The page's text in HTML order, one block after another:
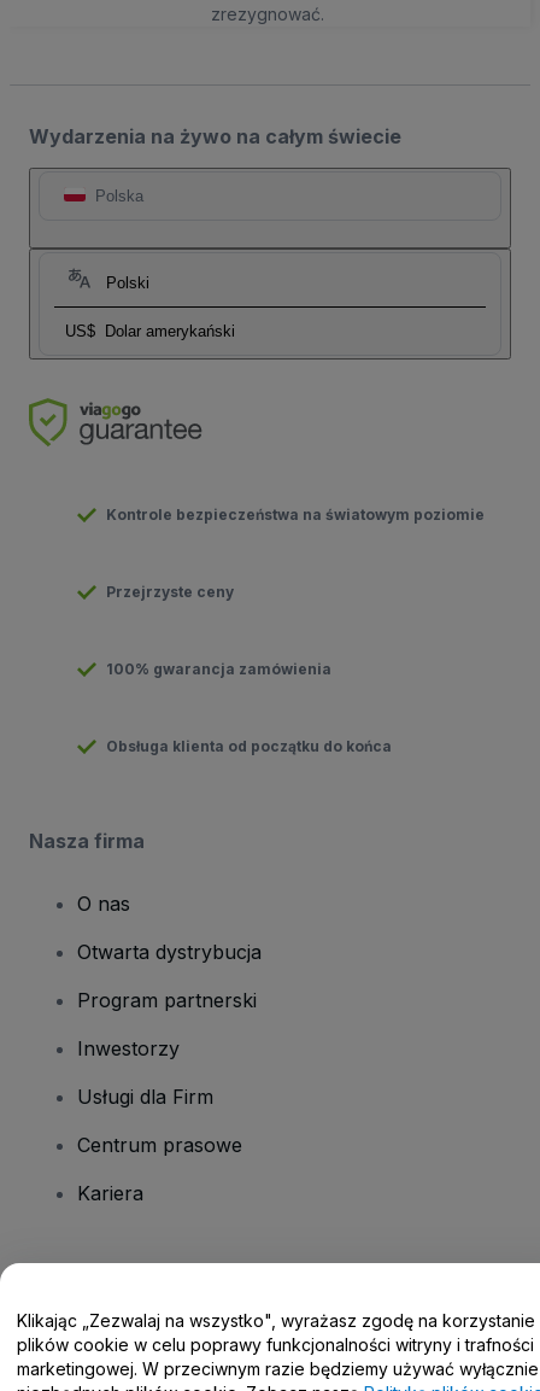
zrezygnować.
Wydarzenia na żywo na całym świecie
Polska
Polski
US$ Dolar amerykański
Kontrole bezpieczeństwa na światowym poziomie
Przejrzyste ceny
100% gwarancja zamówienia
Obsługa klienta od początku do końca
Nasza firma
O nas
Otwarta dystrybucja
Program partnerski
Inwestorzy
Usługi dla Firm
Centrum prasowe
Kariera
Centrum pomocy / Skontaktuj się z nami
Klikając „Zezwalaj na wszystko", wyrażasz zgodę na korzystanie
plików cookie w celu poprawy funkcjonalności witryny i trafności
marketingowej. W przeciwnym razie będziemy używać wyłącznie